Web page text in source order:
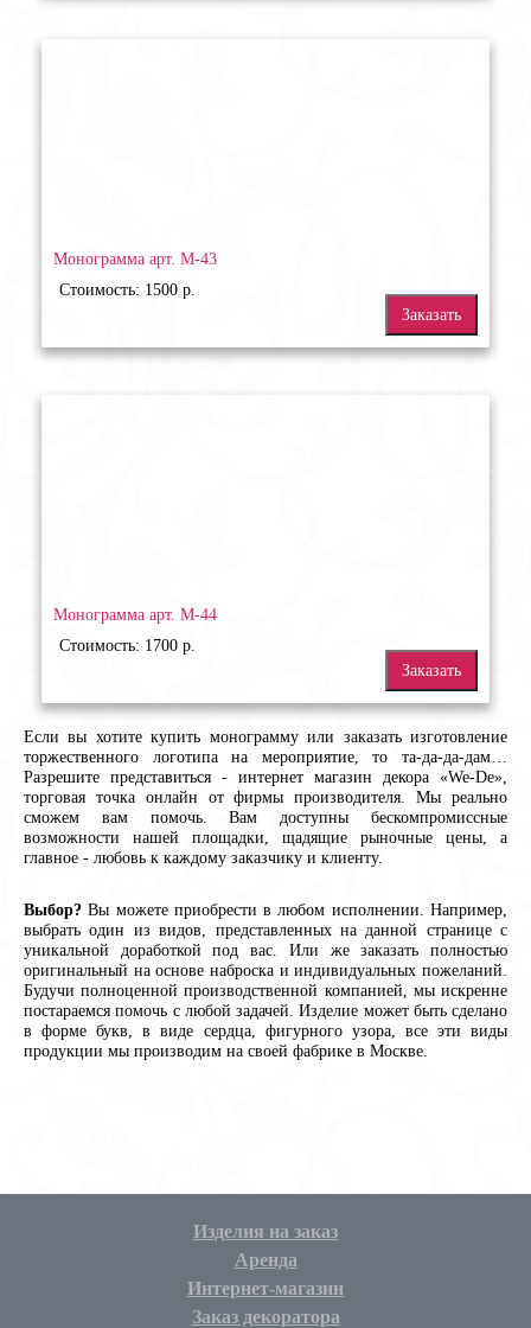
Монограмма арт. М-43
Стоимость: 1500 р.
Заказать
Монограмма арт. М-44
Стоимость: 1700 р.
Заказать
Если вы хотите купить монограмму или заказать изготовление
торжественного логотипа на мероприятие, то та-да-да-дам…
Разрешите представиться - интернет магазин декора «We-De»,
торговая точка онлайн от фирмы производителя. Мы реально
сможем вам помочь. Вам доступны бескомпромиссные
возможности нашей площадки, щадящие рыночные цены, а
главное - любовь к каждому заказчику и клиенту.
Выбор? Вы можете приобрести в любом исполнении. Например,
выбрать один из видов, представленных на данной странице с
уникальной доработкой под вас. Или же заказать полностью
оригинальный на основе наброска и индивидуальных пожеланий.
Будучи полноценной производственной компанией, мы искренне
постараемся помочь с любой задачей. Изделие может быть сделано
в форме букв, в виде сердца, фигурного узора, все эти виды
продукции мы производим на своей фабрике в Москве.
Изделия на заказ
Аренда
Интернет-магазин
Заказ декоратора